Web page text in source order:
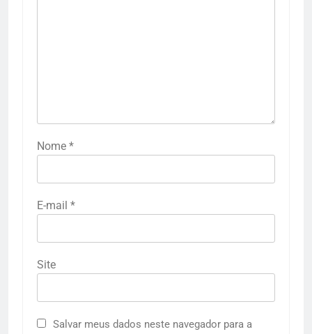
Nome *
E-mail *
Site
Salvar meus dados neste navegador para a